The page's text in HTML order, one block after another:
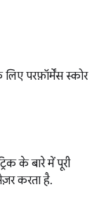
परफ़ॉर्मेंस स्कोर
के बारे में पूरी
करता है.